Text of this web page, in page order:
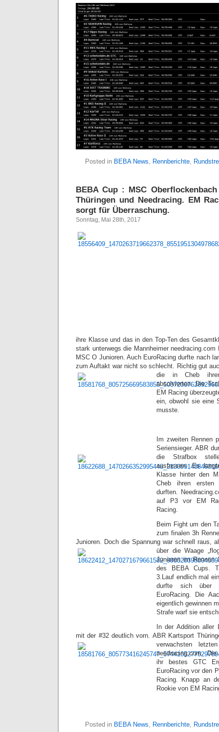
Posted in BEBA News, Rennberichte,
BEBA Cup : MSC
Thüringen und Needracing. EM
sorgt für Überraschung.
Sonntag, Mai 28th, 2017
ihre Klasse und das in den Top-Ten des
stark unterwegs die Mannheimer
MSC O Junioren. Auch EuroRacing durfte nach
zum Auftakt war nicht so schlecht. Richtig gut
die in Cheb
absolvierten. Die
EM Racing
ein, obwohl sie eine
musste.
Im zweiten Rennen
Seriensieger. ABR
die Strafbox
ausfassen. Es
Klasse hinter den
Cheb ihren ersten
durften.
auf P3 vor EM
Racing.
Beim Fight um den
zum finalen 3h
Junioren. Doch die Spannung war schnell raus,
über die Waage
Junioren im Rennen
des BEBA Cups.
3.Lauf endlich mal
durfte sich über
EuroRacing. Die
eigentlich gewinnen
Strafe warf sie
In der Addition aller
mit der #32 deutlich vorn. ABR Kartsport
verwachsten
needracing.com.
ihr bestes GTC
EuroRacing vor den
Racing. Knapp an
Rookie von EM
Posted in BEBA News, Rennberichte,